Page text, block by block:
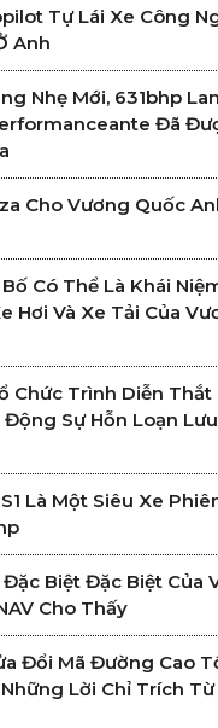
Tự Lái Xe Công
Anh
Nhẹ Mới, 631bhp
Đã
Cho Vương Quốc
Có Thể Là Khái
Hơi Và Xe Tải Của
Chức Trình Diễn
Sự Hỗn Loạn
Là Một Siêu Xe
Biệt Đặc Biệt Của
Cho Thấy
Đổi Mã Đường Cao
Lời Chỉ Trích Từ